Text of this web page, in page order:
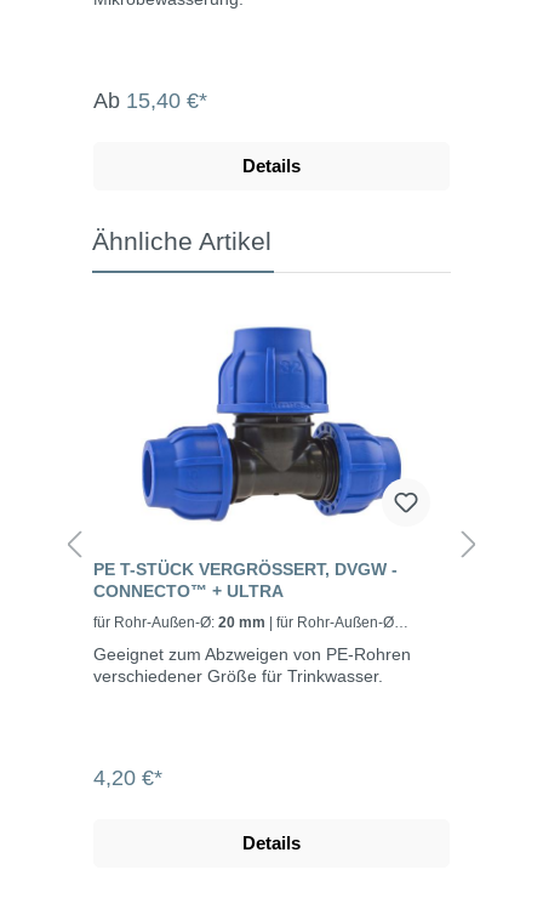
Ab 15,40 €*
Details
Ähnliche Artikel
PE T-STÜCK VERGRÖSSERT, DVGW - C
ONNECTO™ + ULTRA
für Rohr-Außen-Ø: 20 mm | für Rohr-Außen-Ø
Geeignet zum Abzweigen von PE-Rohren
verschiedener Größe für Trinkwasser.
4,20 €*
Details